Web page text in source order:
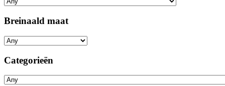
Breinaald maat
Categorieën